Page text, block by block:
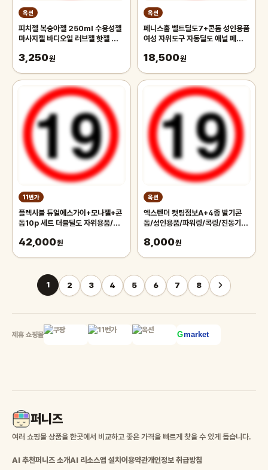
옥션
피치젤 복숭아젤 250ml 수용성젤
마사지젤 바디오일 러브젤 핫젤 성인
기
3,250원
옥션
페니스홀 벨트딜도7+콘돔 성인용품
여성 자위도구 자동딜도 애널 페어리
18,500원
11번가
플렉시블 듀얼에스가이+모나젤+콘
돔10p 세트 더블딜도 자위용품/여
먹쇠/콘돔/섹스/페어리/페니스
42,000원
옥션
엑스텐더 컷팅점보A+4종 발기콘
돔/성인용품/파워링/콕링/진동기/
8,000원
1 2 3 4 5 6 7 8
제휴 쇼핑몰
퍼니즈
여러 쇼핑몰 상품을 한곳에서 비교하고 좋은 가격을 빠르게 찾을 수 있게 돕습니다.
AI 추천퍼니즈 소개AI 리소스앱 설치 이용약관개인정보 취급방침